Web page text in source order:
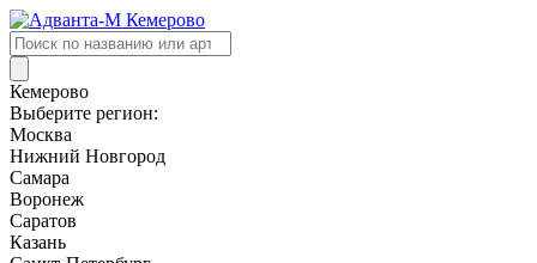
Поиск
товаров
Кемерово
Выберите регион:
Москва
Нижний Новгород
Самара
Воронеж
Саратов
Казань